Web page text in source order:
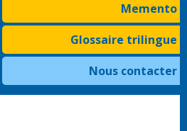
Memento
Glossaire trilingue
Nous contacter